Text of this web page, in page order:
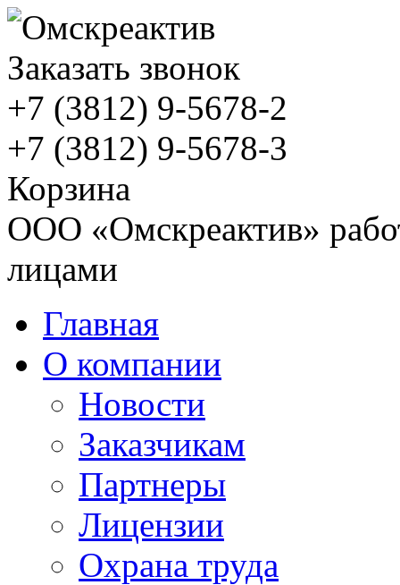
Заказать звонок
+7 (3812) 9-5678-2
+7 (3812) 9-5678-3
Корзина
ООО «Омскреактив»
лицами
Главная
О компании
Новости
Заказчикам
Партнеры
Лицензии
Охрана труда